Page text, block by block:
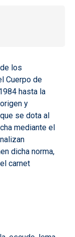
los
Cuerpo de
hasta la
y
se dota al
mediante el
dicha norma,
carnet